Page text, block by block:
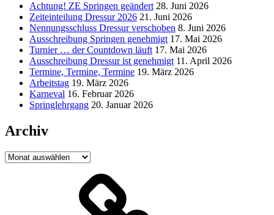
Achtung! ZE Springen geändert 28. Juni 2026
Zeiteinteilung Dressur 2026 21. Juni 2026
Nennungsschluss Dressur verschoben 8. Juni 2026
Ausschreibung Springen genehmigt 17. Mai 2026
Turnier … der Countdown läuft 17. Mai 2026
Ausschreibung Dressur ist genehmigt 11. April 2026
Termine, Termine, Termine 19. März 2026
Arbeitstag 19. März 2026
Karneval 16. Februar 2026
Springlehrgang 20. Januar 2026
Archiv
Archiv